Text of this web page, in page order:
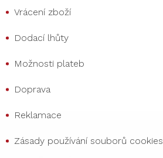
Vrácení zboží
Dodací lhůty
Možnosti plateb
Doprava
Reklamace
Zásady používání souborů cookies